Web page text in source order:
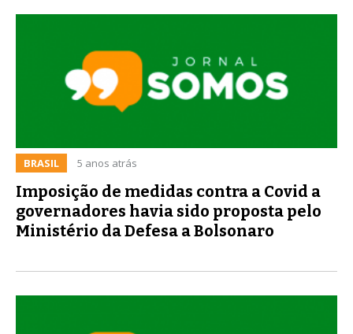
BRASIL 5 anos atrás
Imposição de medidas contra a Covid a
governadores havia sido proposta pelo
Ministério da Defesa a Bolsonaro